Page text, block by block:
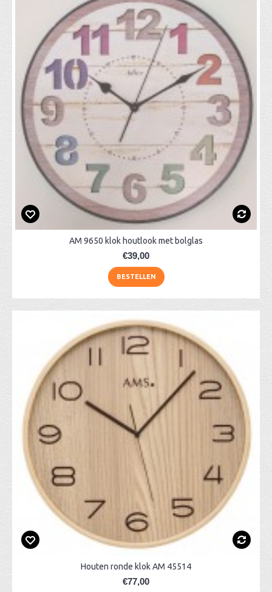
AM 9650 klok houtlook met bolglas
€39,00
BESTELLEN
Houten ronde klok AM 45514
€77,00